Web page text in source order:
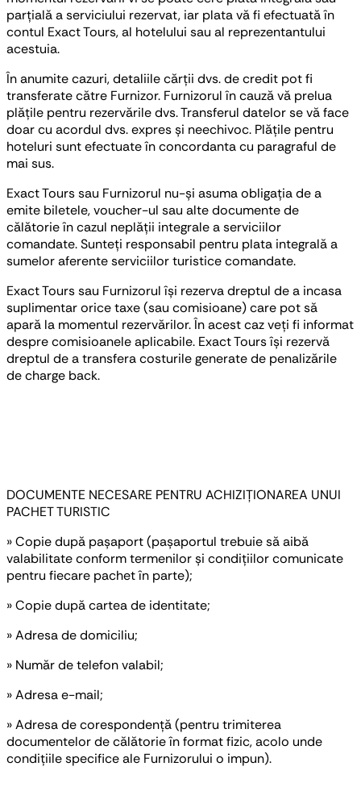
parțială a serviciului rezervat, iar plata vă fi efectuată în
contul Exact Tours, al hotelului sau al reprezentantului
acestuia.
În anumite cazuri, detaliile cărții dvs. de credit pot fi
transferate către Furnizor. Furnizorul în cauză vă prelua
plățile pentru rezervările dvs. Transferul datelor se vă face
doar cu acordul dvs. expres și neechivoc. Plățile pentru
hoteluri sunt efectuate în concordanta cu paragraful de
mai sus.
Exact Tours sau Furnizorul nu-și asuma obligația de a
emite biletele, voucher-ul sau alte documente de
călătorie în cazul neplății integrale a serviciilor
comandate. Sunteți responsabil pentru plata integrală a
sumelor aferente serviciilor turistice comandate.
Exact Tours sau Furnizorul își rezerva dreptul de a incasa
suplimentar orice taxe (sau comisioane) care pot să
apară la momentul rezervărilor. În acest caz veți fi informat
despre comisioanele aplicabile. Exact Tours își rezervă
dreptul de a transfera costurile generate de penalizările
de charge back.
DOCUMENTE NECESARE PENTRU ACHIZIȚIONAREA UNUI
PACHET TURISTIC
» Copie după pașaport (pașaportul trebuie să aibă
valabilitate conform termenilor și condițiilor comunicate
pentru fiecare pachet în parte);
» Copie după cartea de identitate;
» Adresa de domiciliu;
» Număr de telefon valabil;
» Adresa e-mail;
» Adresa de corespondență (pentru trimiterea
documentelor de călătorie în format fizic, acolo unde
condițiile specifice ale Furnizorului o impun).